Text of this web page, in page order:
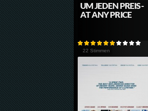
UM JEDEN PREIS -
AT ANY PRICE
22 Stimmen